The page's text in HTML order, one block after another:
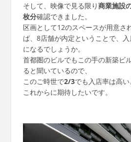
そして、映像で見る限り商業施設
枚分確認できました。
区画として12のスペースが用意さ
ば、8店舗が内定ということで、
になるでしょうか。
首都圏のビルでもこの手の新築ビ
ると聞いているので、
このご時世で2/3でも入店率は高い
これからに期待したいです。